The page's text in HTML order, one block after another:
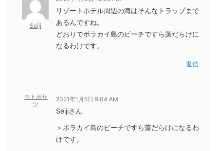
Seiji
リゾートホテル周辺の海はそんなトラップまで
あるんですね。
どおりでボラカイ島のビーチですら藻だらけに
なるわけです。
返信
モトボサ
ツ
2021年1月5日 9:04 AM
Seijiさん
＞ボラカイ島のビーチですら藻だらけになるわ
けです。